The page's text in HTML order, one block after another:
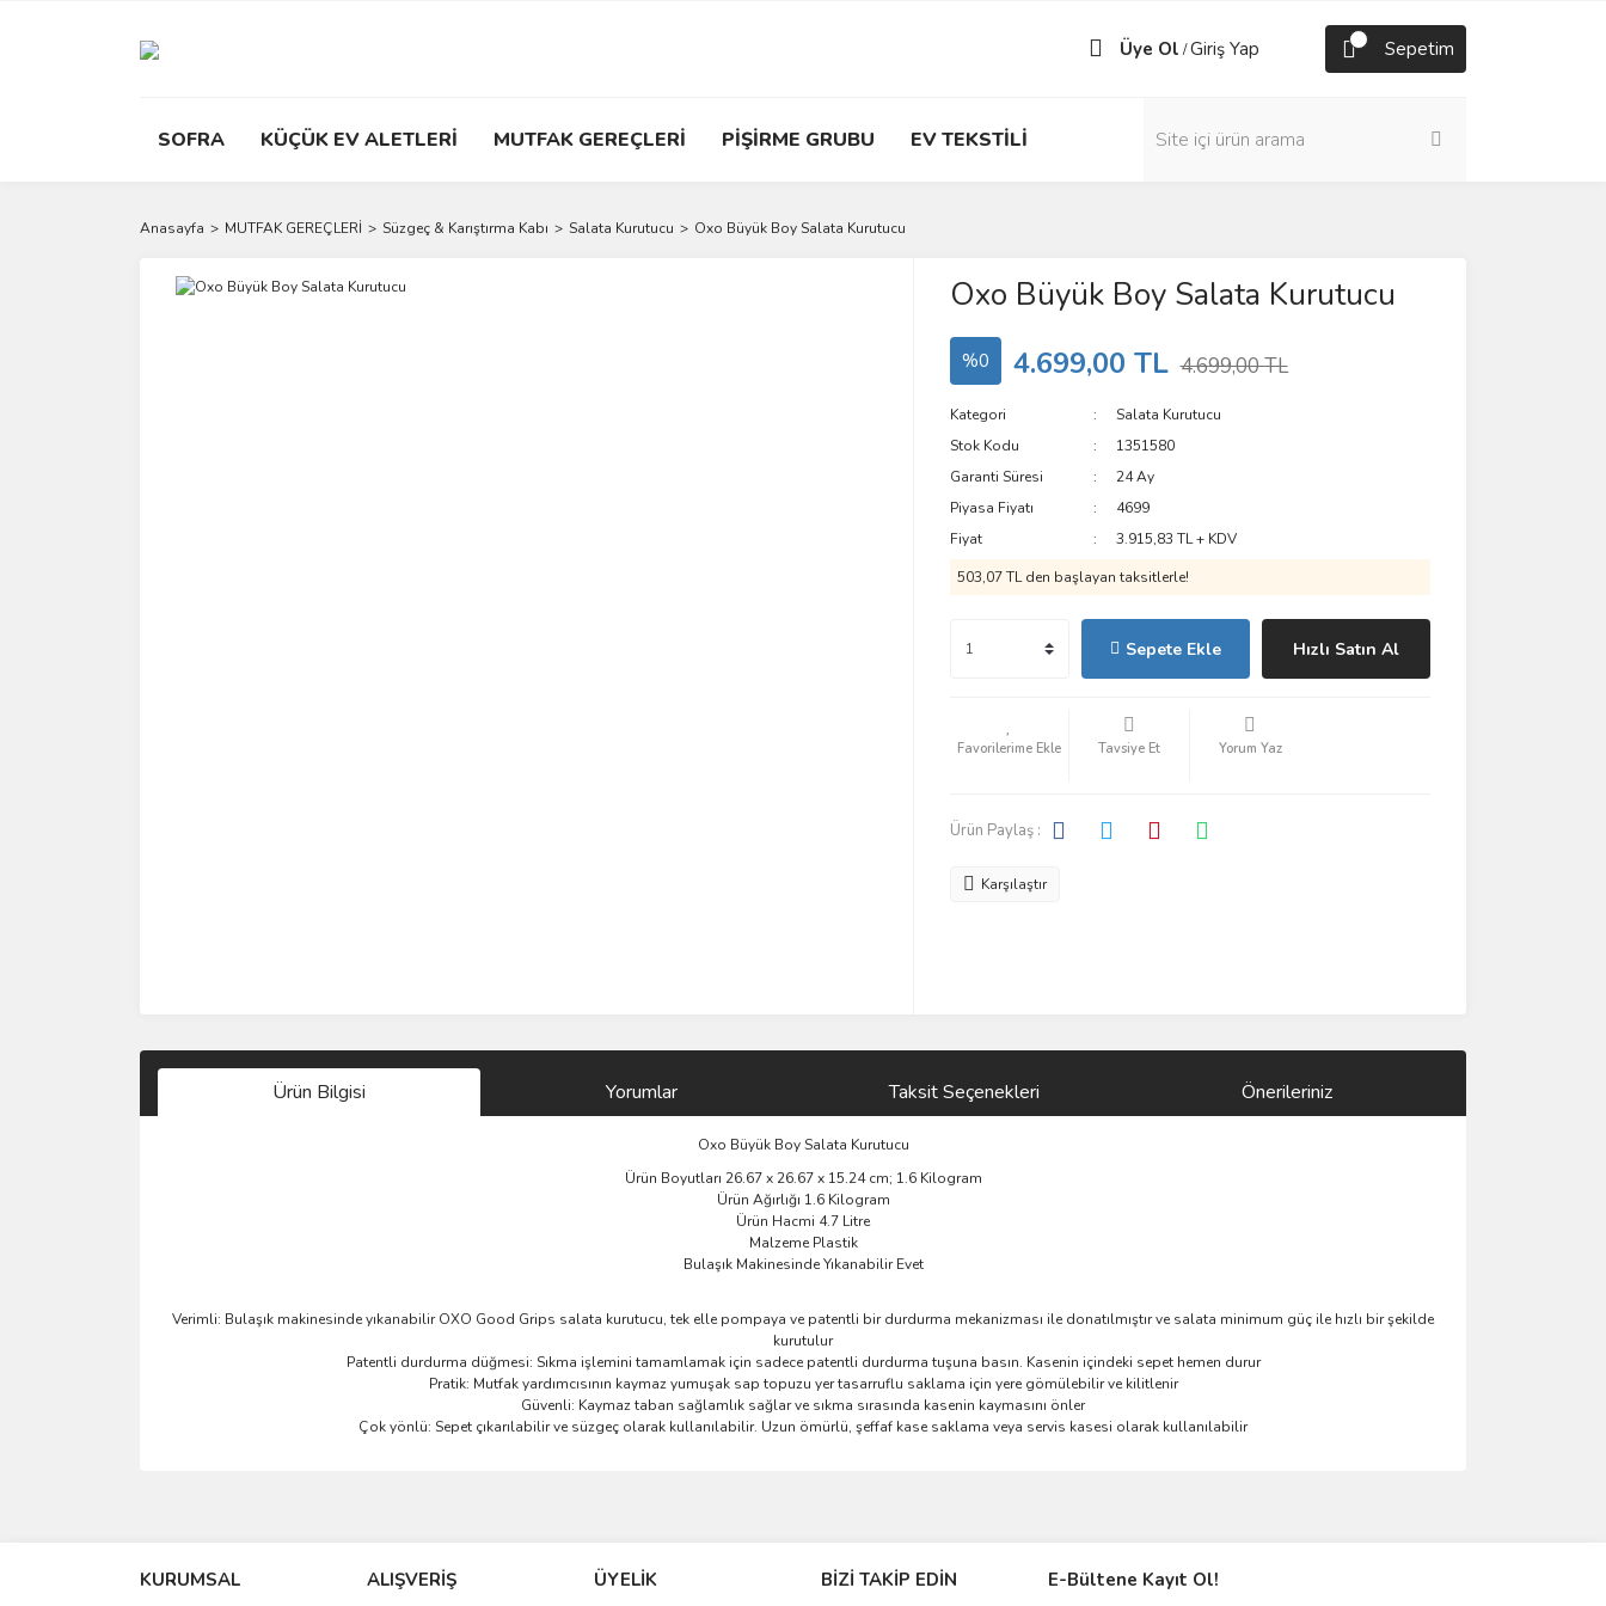
Üye Ol /Giriş Yap Sepetim
SOFRA KÜÇÜK EV ALETLERİ MUTFAK GEREÇLERİ PİŞİRME GRUBU EV TEKSTİLİ
Anasayfa MUTFAK GEREÇLERİ Süzgeç & Karıştırma Kabı Salata Kurutucu Oxo Büyük Boy Salata Kurutucu
Oxo Büyük Boy Salata Kurutucu
%0 4.699,00 TL 4.699,00 TL
Kategori
Salata Kurutucu
Stok Kodu
1351580
Garanti Süresi
24 Ay
Piyasa Fiyatı
4699
Fiyat
3.915,83 TL + KDV
503,07 TL den başlayan taksitlerle!
Sepete Ekle Hızlı Satın Al
Tavsiye Et Yorum Yaz
Ürün Paylaş :
Karşılaştır
Ürün Bilgisi Yorumlar Taksit Seçenekleri Önerileriniz
Oxo Büyük Boy Salata Kurutucu
Ürün Boyutları ‎26.67 x 26.67 x 15.24 cm; 1.6 Kilogram
Ürün Ağırlığı ‎1.6 Kilogram
Ürün Hacmi ‎4.7 Litre
Malzeme ‎Plastik
Bulaşık Makinesinde Yıkanabilir ‎Evet
Verimli: Bulaşık makinesinde yıkanabilir OXO Good Grips salata kurutucu, tek elle pompaya ve patentli bir durdurma mekanizması ile donatılmıştır ve salata minimum güç ile hızlı bir şekilde
kurutulur
Patentli durdurma düğmesi: Sıkma işlemini tamamlamak için sadece patentli durdurma tuşuna basın. Kasenin içindeki sepet hemen durur
Pratik: Mutfak yardımcısının kaymaz yumuşak sap topuzu yer tasarruflu saklama için yere gömülebilir ve kilitlenir
Güvenli: Kaymaz taban sağlamlık sağlar ve sıkma sırasında kasenin kaymasını önler
Çok yönlü: Sepet çıkarılabilir ve süzgeç olarak kullanılabilir. Uzun ömürlü, şeffaf kase saklama veya servis kasesi olarak kullanılabilir
Ürün resmi kalitesiz, bozuk veya görüntülenemiyor.
KURUMSAL ALIŞVERİŞ ÜYELİK BİZİ TAKİP EDİN E-Bültene Kayıt Ol!